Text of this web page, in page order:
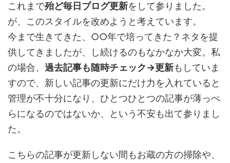
これまで殆ど毎日ブログ更新をして参りました。
が、このスタイルを改めようと考えています。
今まで生きてきた、○○年で培ってきた？ネタを提
供してきましたが、し続けるのもなかなか大変。私
の場合、 過去記事も随時チェック→更新もしていま
すので、新しい記事の更新にだけ力を入れていると
管理が不十分になり、ひとつひとつの記事が薄っぺ
らになるのではないか、という不安も出て参りまし
た。
こちらの記事が更新しない間もお蔵の方の掃除や、